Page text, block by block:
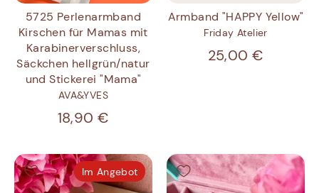
5725 Perlenarmband
Kirschen für Mamas mit
Karabinerverschluss,
Säckchen hellgrün/natur
und Stickerei "Mama"
AVA&YVES
18,90 €
Armband "HAPPY Yellow"
Friday Atelier
25,00 €
Im Angebot